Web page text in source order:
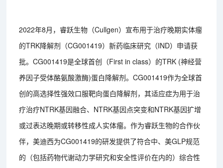
2022年8月，睿跃生物（Cullgen）宣布用于治疗晚期实体瘤
的TRK降解剂（CG001419）新药临床研究（IND）申请获
批。CG001419是全球首创（First in class）的TRK (神经营
养因子受体酪氨酸激酶)蛋白降解剂。CG001419作为全球首
创的高选择性强效口服靶向蛋白降解剂，其适应症为用于治
疗治疗NTRK基因融合、NTRK基因点突变和NTRK基因扩增
或过表达晚期或转移性成人实体瘤。作为睿跃生物的合作伙
伴，美迪西为CG001419的研发提供了符合中、美GLP规范
的（包括药物代谢动力学研究和安全性评价在内的）综合性